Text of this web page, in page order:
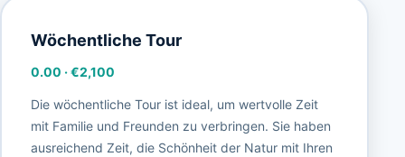
Wöchentliche Tour
0.00 ·€2,100
Die wöchentliche Tour ist ideal, um wertvolle Zeit
mit Familie und Freunden zu verbringen. Sie haben
ausreichend Zeit, die Schönheit der Natur mit Ihren